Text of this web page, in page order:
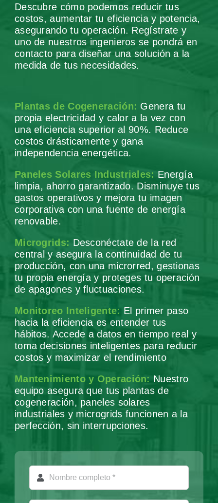
Descubre cómo podemos reducir tus
costos, aumentar tu eficiencia y potencia,
asegurando tu operación. Regístrate y
uno de nuestros ingenieros se pondrá en
contacto para diseñar una solución a la
medida de tus necesidades.
Plantas de Cogeneración: Genera tu
propia electricidad y calor a la vez con
una eficiencia superior al 90%. Reduce
costos drásticamente y gana
independencia energética.
Paneles Solares Industriales: Energía
limpia, ahorro garantizado. Disminuye tus
gastos operativos y mejora tu imagen
corporativa con una fuente de energía
renovable.
Microgrids: Desconéctate de la red
central y asegura la continuidad de tu
producción, con una microrred, gestionas
tu propia energía y proteges tu operación
de apagones y fluctuaciones.
Monitoreo Inteligente: El primer paso
hacia la eficiencia es entender tus
hábitos. Accede a datos en tiempo real y
toma decisiones inteligentes para reducir
costos y maximizar el rendimiento
Mantenimiento y Operación: Nuestro
equipo asegura que tus plantas de
cogeneración, paneles solares
industriales y microgrids funcionen a la
perfección, sin interrupciones.